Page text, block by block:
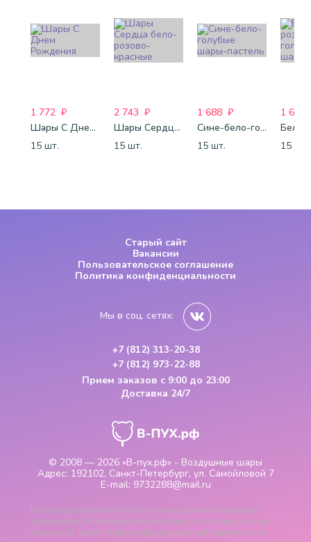
1 772 ₽
Шары С Днем Рождения
15 шт.
2 743 ₽
Шары Сердца бело-розово-красные
15 шт.
1 688 ₽
Сине-бело-голубые шары-пастель
15 шт.
1 688
15 шт.
© 2008 — 2026 «В-пух.рф» - Воздушные шары
Адрес: 192102, Санкт-Петербург, ул. Самойловой 7
E-mail: 9732288@mail.ru
Старый сайт
Вакансии
Пользовательское соглашение
Политика конфиденциальности
Мы в соц. сетях:
+7 (812) 313-20-38
+7 (812) 973-22-88
Прием заказов с 9:00 до 23:00
Доставка 24/7
Вся представленная на сайте информация о продукции
(параметры, характеристики, цветовые сочетания, а также
стоимость), носит только информационный характер и ни